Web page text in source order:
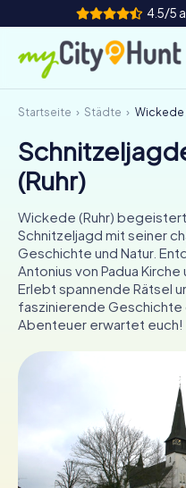
4.5/5
So funktioniert's
Städte
Teamevent
Tickets
INT AT
Startseite Städte Wickede
(Ruhr)
Wickede (Ruhr)
Schnitzeljagd mit seiner
Geschichte und Natur.
Antonius von Padua
Erlebt spannende Rätsel
faszinierende Geschichte
Abenteuer erwartet euch!